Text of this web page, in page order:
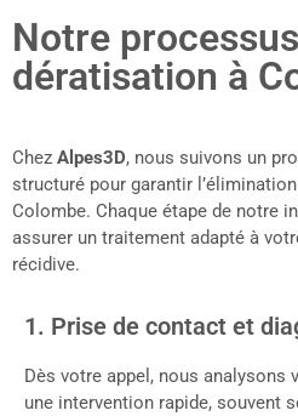
Notre
dératisation à
Chez Alpes3D, nous suivons un
structuré pour garantir
Colombe. Chaque étape de notre
assurer un traitement adapté à
récidive.
1. Prise de contact et
Dès votre appel, nous
une intervention rapide, souvent